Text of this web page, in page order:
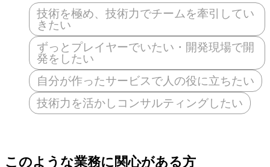
技術を極め、技術力でチームを牽引してい
きたい
ずっとプレイヤーでいたい・開発現場で開
発をしたい
自分が作ったサービスで人の役に立ちたい
技術力を活かしコンサルティングしたい
このような業務に関心がある方